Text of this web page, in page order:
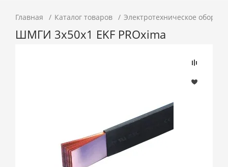
Главная Каталог товаров Электротехническое
ШМГИ 3x50x1 EKF PROxima